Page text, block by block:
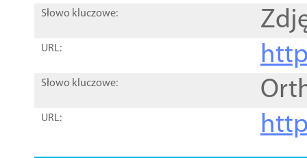
Słowo kluczowe:
URL:
Słowo kluczowe:
URL: